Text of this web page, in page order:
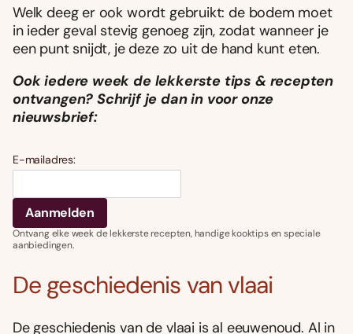
Welk deeg er ook wordt gebruikt: de bodem moet
in ieder geval stevig genoeg zijn, zodat wanneer je
een punt snijdt, je deze zo uit de hand kunt eten.
Ook iedere week de lekkerste tips & recepten
ontvangen? Schrijf je dan in voor onze
nieuwsbrief:
E-mailadres:
Ontvang elke week de lekkerste recepten, handige kooktips en speciale
aanbiedingen.
De geschiedenis van vlaai
De geschiedenis van de vlaai is al eeuwenoud. Al in